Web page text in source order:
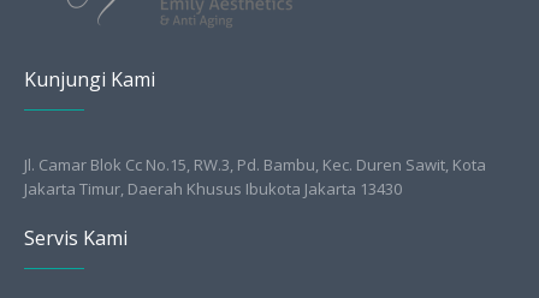
Kunjungi Kami
Jl. Camar Blok Cc No.15, RW.3, Pd. Bambu, Kec. Duren Sawit, Kota
Jakarta Timur, Daerah Khusus Ibukota Jakarta 13430
Servis Kami